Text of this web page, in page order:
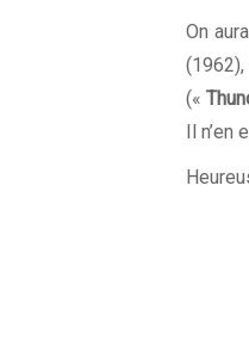
On
(«
Il n’en